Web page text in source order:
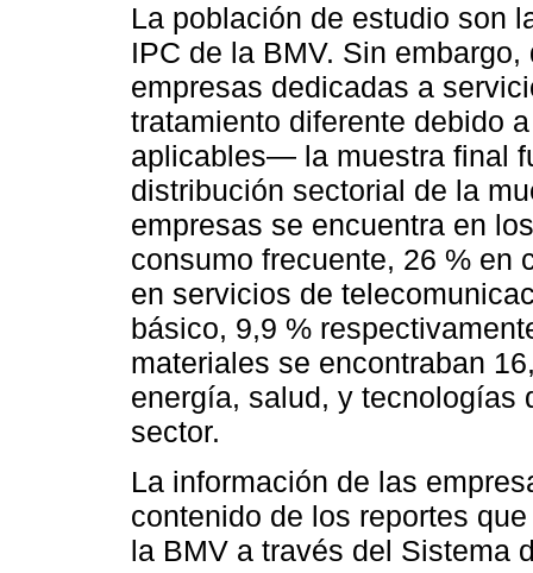
La población de estudio son
IPC de la BMV. Sin
empresas dedicadas a
tratamiento diferente debido
aplicables— la muestra final
distribución sectorial de la
empresas se encuentra en
consumo frecuente, 26 % en
en servicios de
básico, 9,9 %
materiales se encontraban
energía, salud, y tecnologías
sector.
La información de las
contenido de los reportes
la BMV a través del Sistema